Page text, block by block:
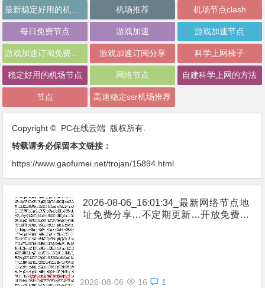
机场推荐 机场节点clash
每日免费节点 游戏加速 游戏加速节点
游戏加速订阅分享 科学上网梯子
稳定好用的机场节点 网络节点 自建科学上网的方法
节点 高速稳定ssr机场推荐
Copyright © PC在线云端 版权所有.
转载请务必保留本文链接：
https://www.gaofumei.net/trojan/15894.html
2026-08-06_16:01:34_最新网络节点地
址免费分享…不定期更新…开放免费分
2026-08-06 16 1